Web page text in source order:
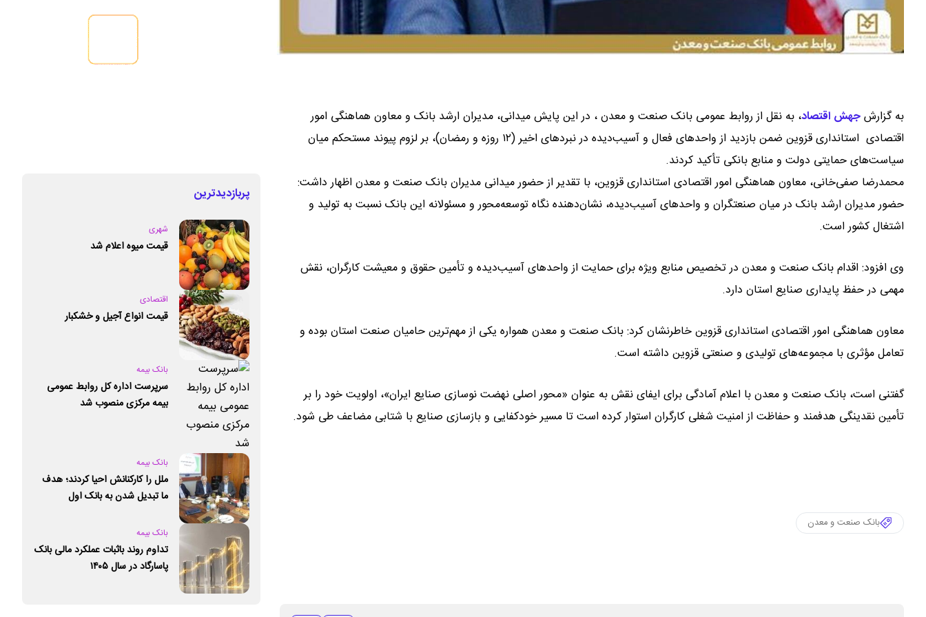
به گزارشجهش اقتصاد، به نقل از روابط عمومی بانک صنعت و معدن ، در این پایش میدانی، مدیران ارشد بانک و معاون هماهنگی امور
اقتصادی استانداری قزوین ضمن بازدید از واحدهای فعال و آسیب‌دیده در نبردهای اخیر (۱۲ روزه و رمضان)، بر لزوم پیوند مستحکم میان
سیاست‌های حمایتی دولت و منابع بانکی تأکید کردند.
محمدرضا صفی‌خانی، معاون هماهنگی امور اقتصادی استانداری قزوین، با تقدیر از حضور میدانی مدیران بانک صنعت و معدن اظهار داشت:
حضور مدیران ارشد بانک در میان صنعتگران و واحدهای آسیب‌دیده، نشان‌دهنده نگاه توسعه‌محور و مسئولانه این بانک نسبت به تولید و
اشتغال کشور است.
وی افزود: اقدام بانک صنعت و معدن در تخصیص منابع ویژه برای حمایت از واحدهای آسیب‌دیده و تأمین حقوق و معیشت کارگران، نقش
مهمی در حفظ پایداری صنایع استان دارد.
معاون هماهنگی امور اقتصادی استانداری قزوین خاطرنشان کرد: بانک صنعت و معدن همواره یکی از مهم‌ترین حامیان صنعت استان بوده و
تعامل مؤثری با مجموعه‌های تولیدی و صنعتی قزوین داشته است.
گفتنی است، بانک صنعت و معدن با اعلام آمادگی برای ایفای نقش به عنوان «محور اصلی نهضت نوسازی صنایع ایران»، اولویت خود را بر
تأمین نقدینگی هدفمند و حفاظت از امنیت شغلی کارگران استوار کرده است تا مسیر خودکفایی و بازسازی صنایع با شتابی مضاعف طی شود.
بانک صنعت و معدن
پربازدیدترین
شهری
قیمت میوه اعلام شد
اقتصادی
قیمت انواع آجیل و خشکبار
بانک بیمه
سرپرست اداره کل روابط عمومی
بیمه مرکزی منصوب شد
بانک بیمه
ملل را کارکنانش احیا کردند؛ هدف
ما تبدیل شدن به بانک اول
بانک بیمه
تداوم روند باثبات عملکرد مالی بانک
پاسارگاد در سال ۱۴۰۵